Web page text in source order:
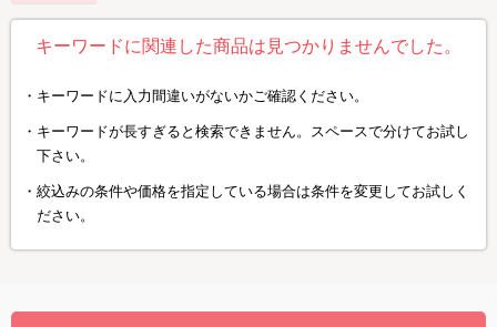
キーワードに関連した商品は見つかりませんでした。
キーワードに入力間違いがないかご確認ください。
キーワードが長すぎると検索できません。スペースで分けてお試し
下さい。
絞込みの条件や価格を指定している場合は条件を変更してお試しく
ださい。